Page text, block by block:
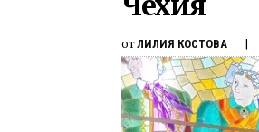
отЛИЛИЯ КОСТОВА